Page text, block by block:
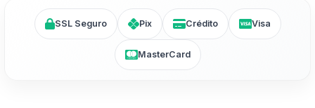
SSL Seguro Pix Crédito Visa
MasterCard